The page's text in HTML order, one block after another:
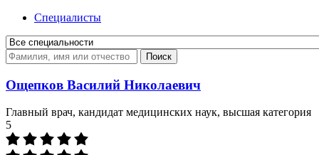
Специалисты
Поиск
Ощепков Василий Николаевич
Главный врач, кандидат медицинских наук, высшая категория
5